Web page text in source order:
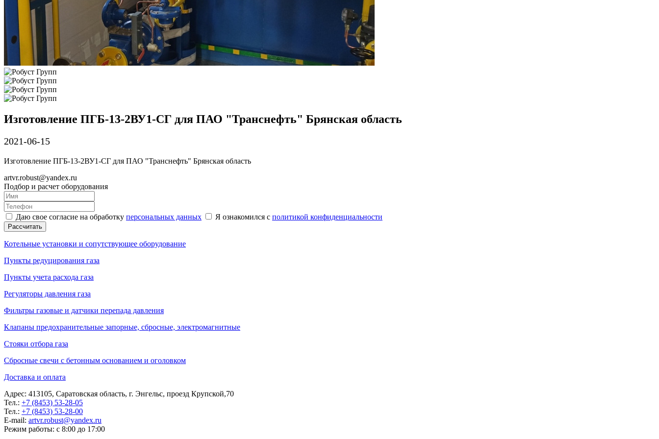
Изготовление ПГБ-13-2ВУ1-СГ для ПАО "Транснефть" Брянская область
2021-06-15
Изготовление ПГБ-13-2ВУ1-СГ для ПАО "Транснефть" Брянская область
artvr.robust@yandex.ru
Подбор и расчет оборудования
Даю свое согласие на обработку персональных данных Я ознакомился с политикой конфиденциальности
Рассчитать
Котельные установки и сопутствующее оборудование
Пункты редуцирования газа
Пункты учета расхода газа
Регуляторы давления газа
Фильтры газовые и датчики перепада давления
Клапаны предохранительные запорные, сбросные, электромагнитные
Стояки отбора газа
Сбросные свечи с бетонным основанием и оголовком
Доставка и оплата
Адрес: 413105, Саратовская область, г. Энгельс, проезд Крупской,70
Тел.: +7 (8453) 53-28-05
Тел.: +7 (8453) 53-28-00
E-mail: artvr.robust@yandex.ru
Режим работы: с 8:00 до 17:00